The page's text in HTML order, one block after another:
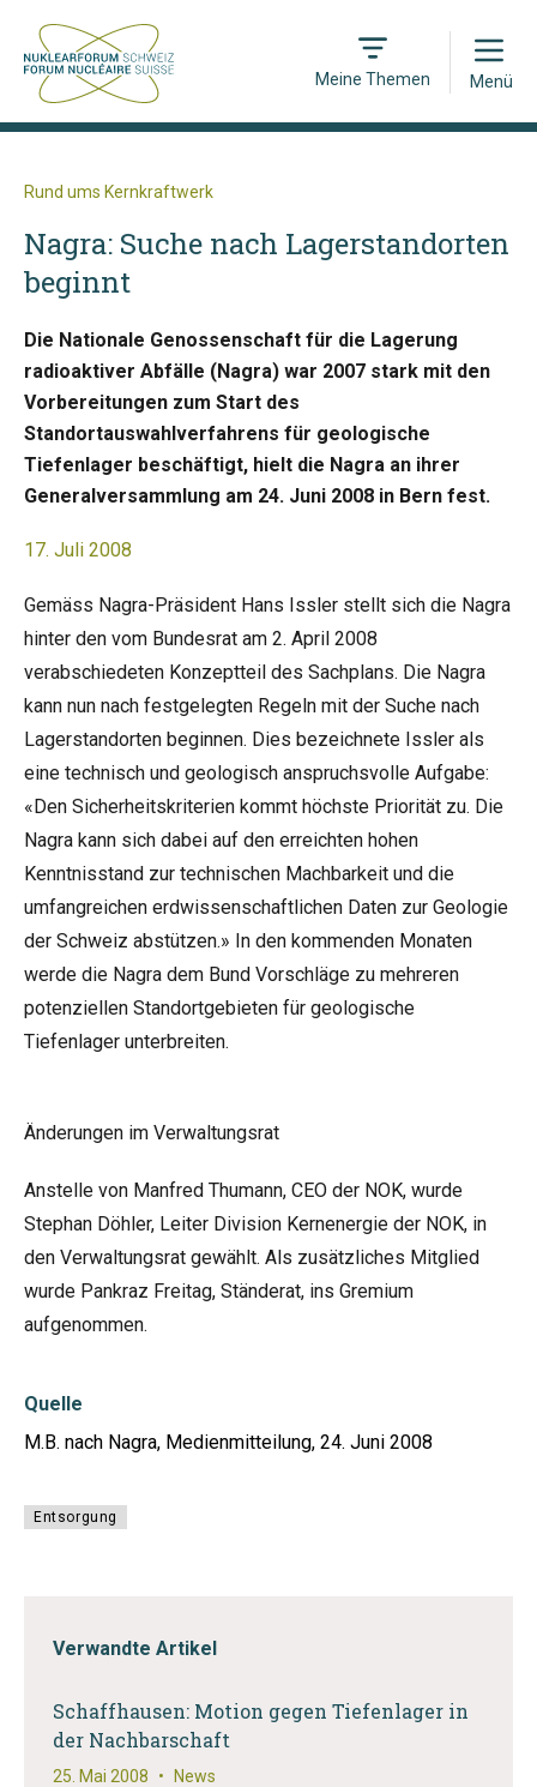
Meine Themen
Open
Menü
Rund ums Kernkraftwerk
Nagra: Suche nach Lagerstandorten
beginnt
Die Nationale Genossenschaft für die Lagerung
radioaktiver Abfälle (Nagra) war 2007 stark mit den
Vorbereitungen zum Start des
Standortauswahlverfahrens für geologische
Tiefenlager beschäftigt, hielt die Nagra an ihrer
Generalversammlung am 24. Juni 2008 in Bern fest.
17. Juli 2008
Gemäss Nagra-Präsident Hans Issler stellt sich die Nagra
hinter den vom Bundesrat am 2. April 2008
verabschiedeten Konzeptteil des Sachplans. Die Nagra
kann nun nach festgelegten Regeln mit der Suche nach
Lagerstandorten beginnen. Dies bezeichnete Issler als
eine technisch und geologisch anspruchsvolle Aufgabe:
«Den Sicherheitskriterien kommt höchste Priorität zu. Die
Nagra kann sich dabei auf den erreichten hohen
Kenntnisstand zur technischen Machbarkeit und die
umfangreichen erdwissenschaftlichen Daten zur Geologie
der Schweiz abstützen.» In den kommenden Monaten
werde die Nagra dem Bund Vorschläge zu mehreren
potenziellen Standortgebieten für geologische
Tiefenlager unterbreiten.
Änderungen im Verwaltungsrat
Anstelle von Manfred Thumann, CEO der NOK, wurde
Stephan Döhler, Leiter Division Kernenergie der NOK, in
den Verwaltungsrat gewählt. Als zusätzliches Mitglied
wurde Pankraz Freitag, Ständerat, ins Gremium
aufgenommen.
Quelle
M.B. nach Nagra, Medienmitteilung, 24. Juni 2008
Entsorgung
Verwandte Artikel
Schaffhausen: Motion gegen Tiefenlager in
der Nachbarschaft
25. Mai 2008 • News